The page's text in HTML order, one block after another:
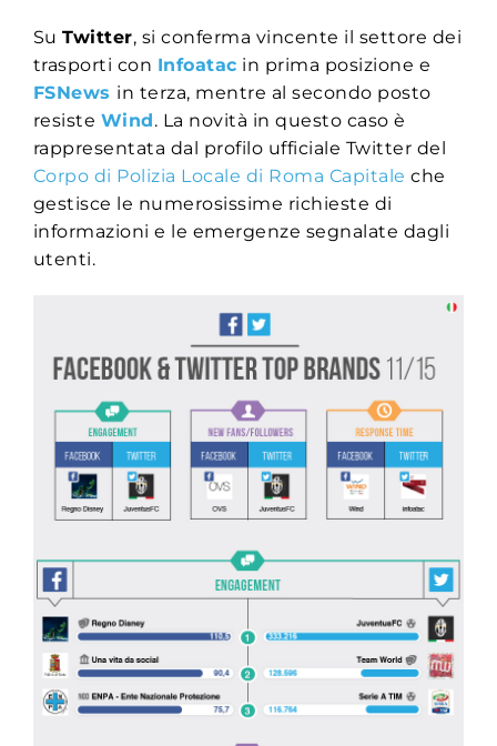
SuTwitter, si conferma vincente il settore dei
trasporti con Infoatac in prima posizione e
FSNews in terza, mentre al secondo posto
resiste Wind. La novità in questo caso è
rappresentata dal profilo ufficiale Twitter del
Corpo di Polizia Locale di Roma Capitale che
gestisce le numerosissime richieste di
informazioni e le emergenze segnalate dagli
utenti.